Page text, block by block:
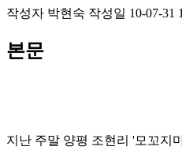
작성자 박현숙 작성일 10-07-31
본문
지난 주말 양평 조현리 '모꼬지